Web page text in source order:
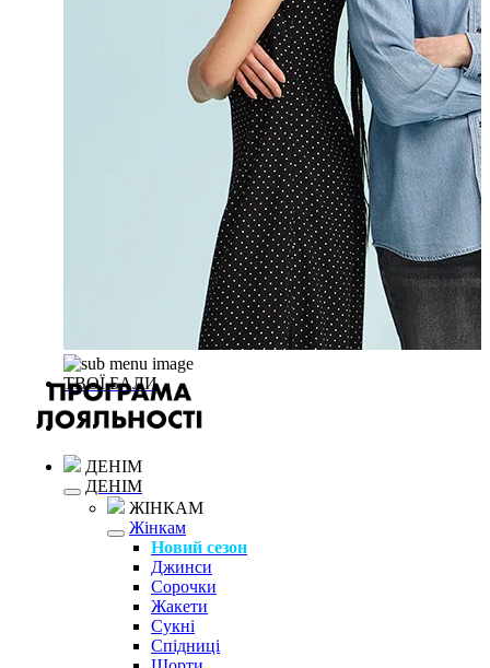
ТВОЇ БАЛИ
ДЕНІМ
ДЕНІМ
ЖІНКАМ
Жінкам
Новий сезон
Джинси
Сорочки
Жакети
Сукні
Спідниці